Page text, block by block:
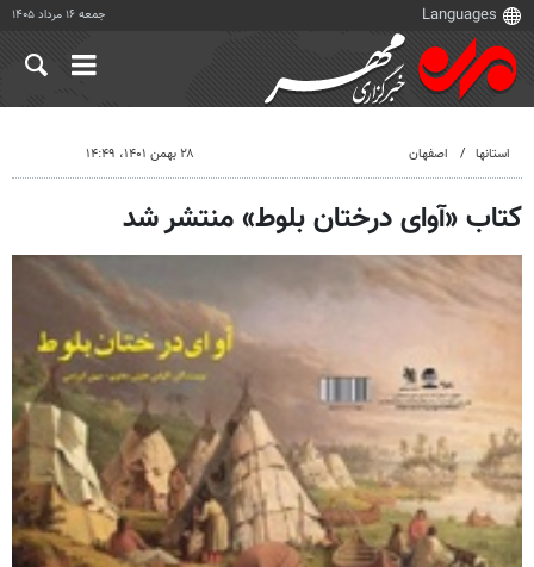
جمعه ۱۶ مرداد ۱۴۰۵
استانها اصفهان ۲۸ بهمن ۱۴۰۱، ۱۴:۴۹
کتاب «آوای درختان بلوط» منتشر شد